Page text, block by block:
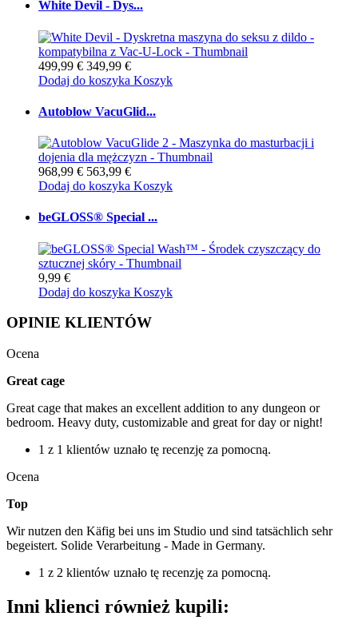
White Devil - Dys...
499,99 € 349,99 €
Dodaj do koszyka Koszyk
Autoblow VacuGlid...
968,99 € 563,99 €
Dodaj do koszyka Koszyk
beGLOSS® Special ...
9,99 €
Dodaj do koszyka Koszyk
OPINIE KLIENTÓW
Ocena
Great cage
Great cage that makes an excellent addition to any dungeon or
bedroom. Heavy duty, customizable and great for day or night!
1 z 1 klientów uznało tę recenzję za pomocną.
Ocena
Top
Wir nutzen den Käfig bei uns im Studio und sind tatsächlich sehr
begeistert. Solide Verarbeitung - Made in Germany.
1 z 2 klientów uznało tę recenzję za pomocną.
Inni klienci również kupili: